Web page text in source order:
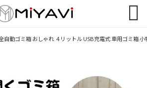

自動ゴミ箱 おしゃれ ４リットル USB充電式 車用ゴミ箱 小